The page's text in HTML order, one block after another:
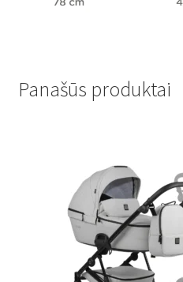
Panašūs produktai